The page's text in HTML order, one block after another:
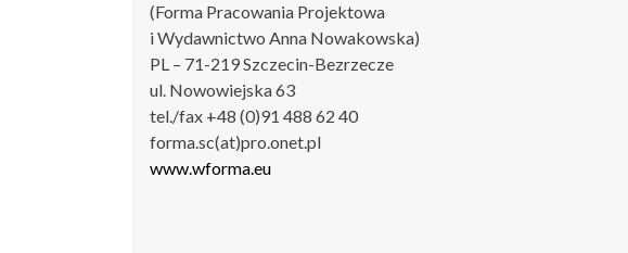
(Forma Pracowania Projektowa
i Wydawnictwo Anna Nowakowska)
PL – 71-219 Szczecin-Bezrzecze
ul. Nowowiejska 63
tel./fax +48 (0)91 488 62 40
forma.sc(at)pro.onet.pl
www.wforma.eu